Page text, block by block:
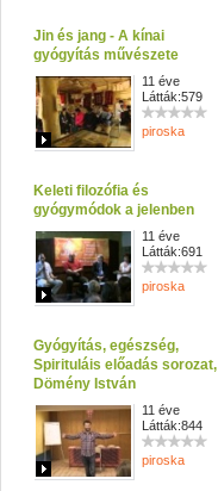
Jin és jang - A kínai
gyógyítás művészete
11 éve
Látták:579
piroska
Keleti filozófia és
gyógymódok a jelenben
11 éve
Látták:691
piroska
Gyógyítás, egészség,
Spirituláis előadás sorozat,
Dömény István
11 éve
Látták:844
piroska